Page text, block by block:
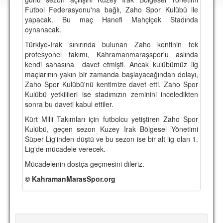
DEPLASMAN
LİSANSLI ÜRÜNLER
MULTİMEDYA
FOTOĞRAF & VİDEOLAR
MARŞ & TEZAHÜRATLAR
KULÜP
AMBLEM
SPOR TESİSLERİ
PERSONEL
Futbol Federasyonu'na bağlı, Zaho Spor Kulübü ile
yapacak. Bu maç Hanefi Mahçiçek Stadında
oynanacak.
Türkiye-Irak sınırında bulunan Zaho kentinin tek
profesyonel takımı, Kahramanmaraşspor'u aslında
kendi sahasına davet etmişti. Ancak kulübümüz lig
maçlarının yakın bir zamanda başlayacağından dolayı,
Zaho Spor Kulübü'nü kentimize davet etti. Zaho Spor
Kulübü yetkilileri ise stadımızın zeminini inceledikten
sonra bu daveti kabul ettiler.
Kürt Milli Takımları için futbolcu yetiştiren Zaho Spor
Kulübü, geçen sezon Kuzey Irak Bölgesel Yönetimi
Süper Lig'inden düştü ve bu sezon ise bir alt lig olan 1.
Lig'de mücadele verecek.
Mücadelenin dostça geçmesini dileriz.
© KahramanMarasSpor.org